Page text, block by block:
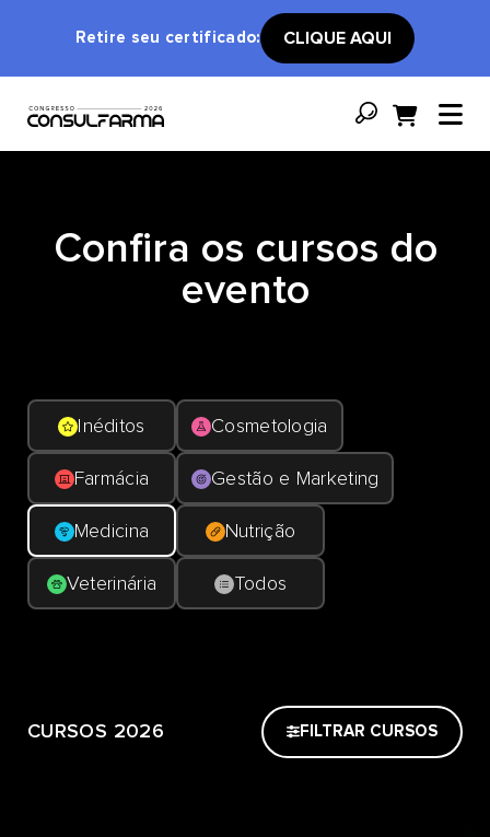
Retire seu certificado: CLIQUE AQUI
Confira os cursos do
evento
Inéditos Cosmetologia
Farmácia Gestão e Marketing
Medicina Nutrição
Veterinária Todos
CURSOS 2026 FILTRAR CURSOS